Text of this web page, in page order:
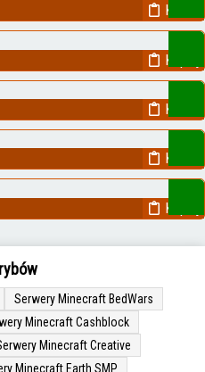
Kopiuj
Kopiuj
Kopiuj
Kopiuj
Kopiuj
Serwery Minecraft BedWars
Minecraft Cashblock
Minecraft Creative
Minecraft Earth SMP